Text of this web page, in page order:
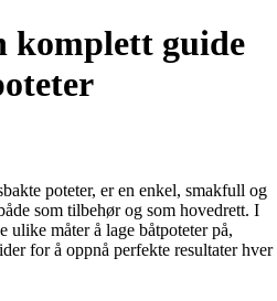
komplett guide
poteter, er en enkel, smakfull og
som tilbehør og som hovedrett. I
ulike måter å lage båtpoteter på,
for å oppnå perfekte resultater hver